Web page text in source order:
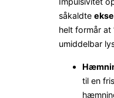
såkaldte
helt formår at
umiddelbar
til en